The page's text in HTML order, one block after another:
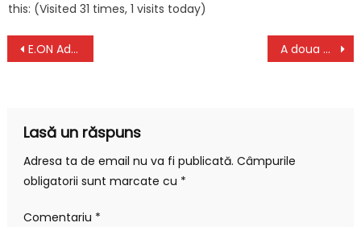
this: (Visited 31 times, 1 visits today)
Navigare
E.ON Aduce in Atentia Clientilor o IMPORTANTA Notificare privind Facturile A doua cerere de plată a României, blocată de neîndeplinirea unor ținte din PNRR
Lasă un răspuns
Adresa ta de email nu va fi publicată. Câmpurile
obligatorii sunt marcate cu *
Comentariu *